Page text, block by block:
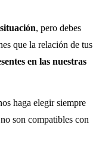
, pero debes
que la relación de tus
en las nuestras
haga elegir siempre
son compatibles con